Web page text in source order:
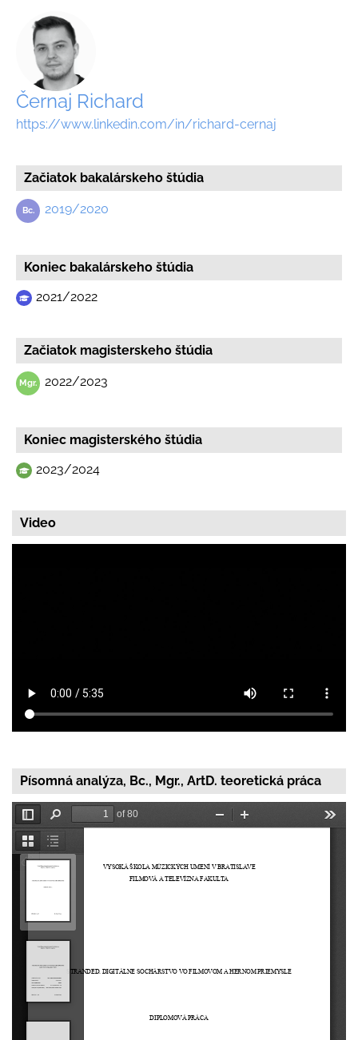
Černaj Richard
https://www.linkedin.com/in/richard-cernaj
Začiatok bakalárskeho štúdia
2019/2020
Koniec bakalárskeho štúdia
2021/2022
Začiatok magisterskeho štúdia
2022/2023
Koniec magisterského štúdia
2023/2024
Video
Písomná analýza, Bc., Mgr., ArtD. teoretická práca